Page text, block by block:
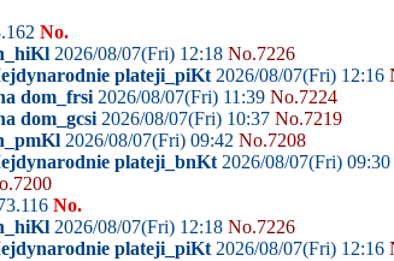
No.
2026/08/07(Fri) 12:18 No.7226
plateji_piKt 2026/08/07(Fri) 12:16
dom_frsi 2026/08/07(Fri) 11:39 No.7224
dom_gcsi 2026/08/07(Fri) 10:37 No.7219
2026/08/07(Fri) 09:42 No.7208
plateji_bnKt 2026/08/07(Fri) 09:30
No.
2026/08/07(Fri) 12:18 No.7226
plateji_piKt 2026/08/07(Fri) 12:16